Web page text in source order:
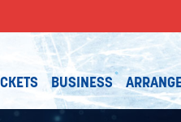
BUSINESS